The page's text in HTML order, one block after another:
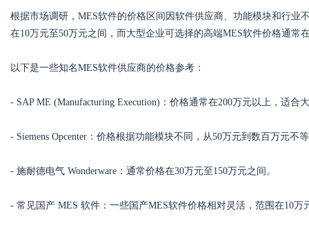
根据市场调研，MES软件的价格区间因软件供应商、功能模块和行业
在10万元至50万元之间，而大型企业可选择的高端MES软件价格通常
以下是一些知名MES软件供应商的价格参考：
- SAP ME (Manufacturing Execution)：价格通常在200万元以上，适合
- Siemens Opcenter：价格根据功能模块不同，从50万元到数百万元不
- 施耐德电气 Wonderware：通常价格在30万元至150万元之间。
- 常见国产 MES 软件：一些国产MES软件价格相对灵活，范围在10万